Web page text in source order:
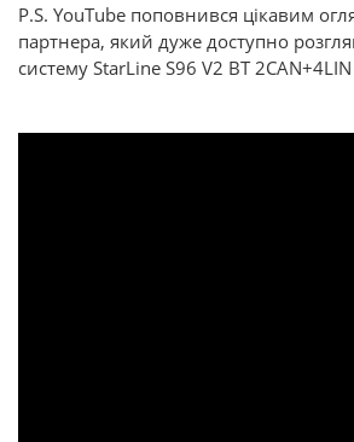
P.S. YouTube поповнився цікавим
партнера, який дуже доступно
систему StarLine S96 V2 BT